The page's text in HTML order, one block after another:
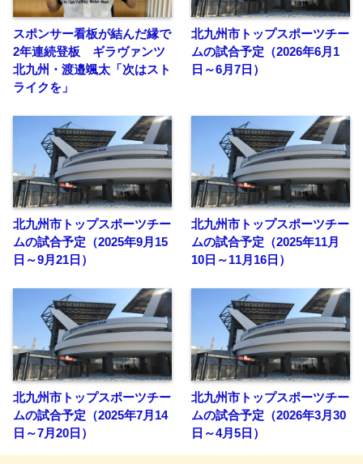
スポンサー看板が結んだ縁で
2年連続登板 ギラヴァンツ
北九州・渡邉颯太「次はスト
ライクを」
北九州市トップスポーツチー
ムの試合予定（2026年6月1
日～6月7日）
北九州市トップスポーツチー
ムの試合予定（2025年9月15
日～9月21日）
北九州市トップスポーツチー
ムの試合予定（2025年11月
10日～11月16日）
北九州市トップスポーツチー
ムの試合予定（2025年7月14
日～7月20日）
北九州市トップスポーツチー
ムの試合予定（2026年3月30
日～4月5日）